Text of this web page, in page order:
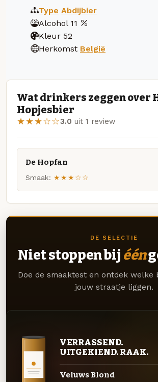
Type Abdijbier
Alcohol 11
Kleur 52
Herkomst België
Wat drinkers zeggen over
Hopjesbier
★★★☆☆3.0 uit 1 review
De Hopfan
Smaak: ★★★☆☆
DE SELECTIE
Niet stoppen bij één
Doe de smaaktest en ontdek welke
jouw straatje liggen.
VERRASSEND.
UITGEKIEND. RAAK.
Veluws Blond